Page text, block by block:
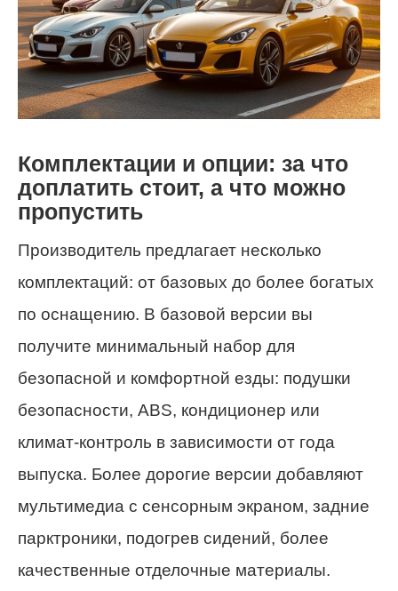
Комплектации и опции: за что
доплатить стоит, а что можно
пропустить
Производитель предлагает несколько
комплектаций: от базовых до более богатых
по оснащению. В базовой версии вы
получите минимальный набор для
безопасной и комфортной езды: подушки
безопасности, ABS, кондиционер или
климат-контроль в зависимости от года
выпуска. Более дорогие версии добавляют
мультимедиа с сенсорным экраном, задние
парктроники, подогрев сидений, более
качественные отделочные материалы.